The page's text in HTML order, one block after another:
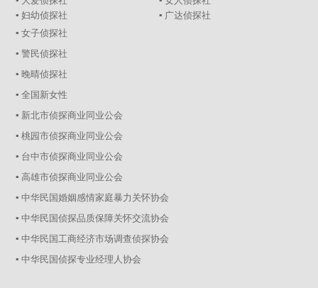
▪ 妇幼侦探社
▪ 广达侦探社
▪ 女子侦探社
▪ 警民侦探社
▪ 晚晴侦探社
▪ 全国新女性
▪ 新北市侦探商业同业公会
▪ 桃园市侦探商业同业公会
▪ 台中市侦探商业同业公会
▪ 高雄市侦探商业同业公会
▪ 中华民国婚姻感情家庭暴力关怀协会
▪ 中华民国侦探品质保障关怀交流协会
▪ 中华民国工商经济市场调查侦探协会
▪ 中华民国侦探专业经理人协会